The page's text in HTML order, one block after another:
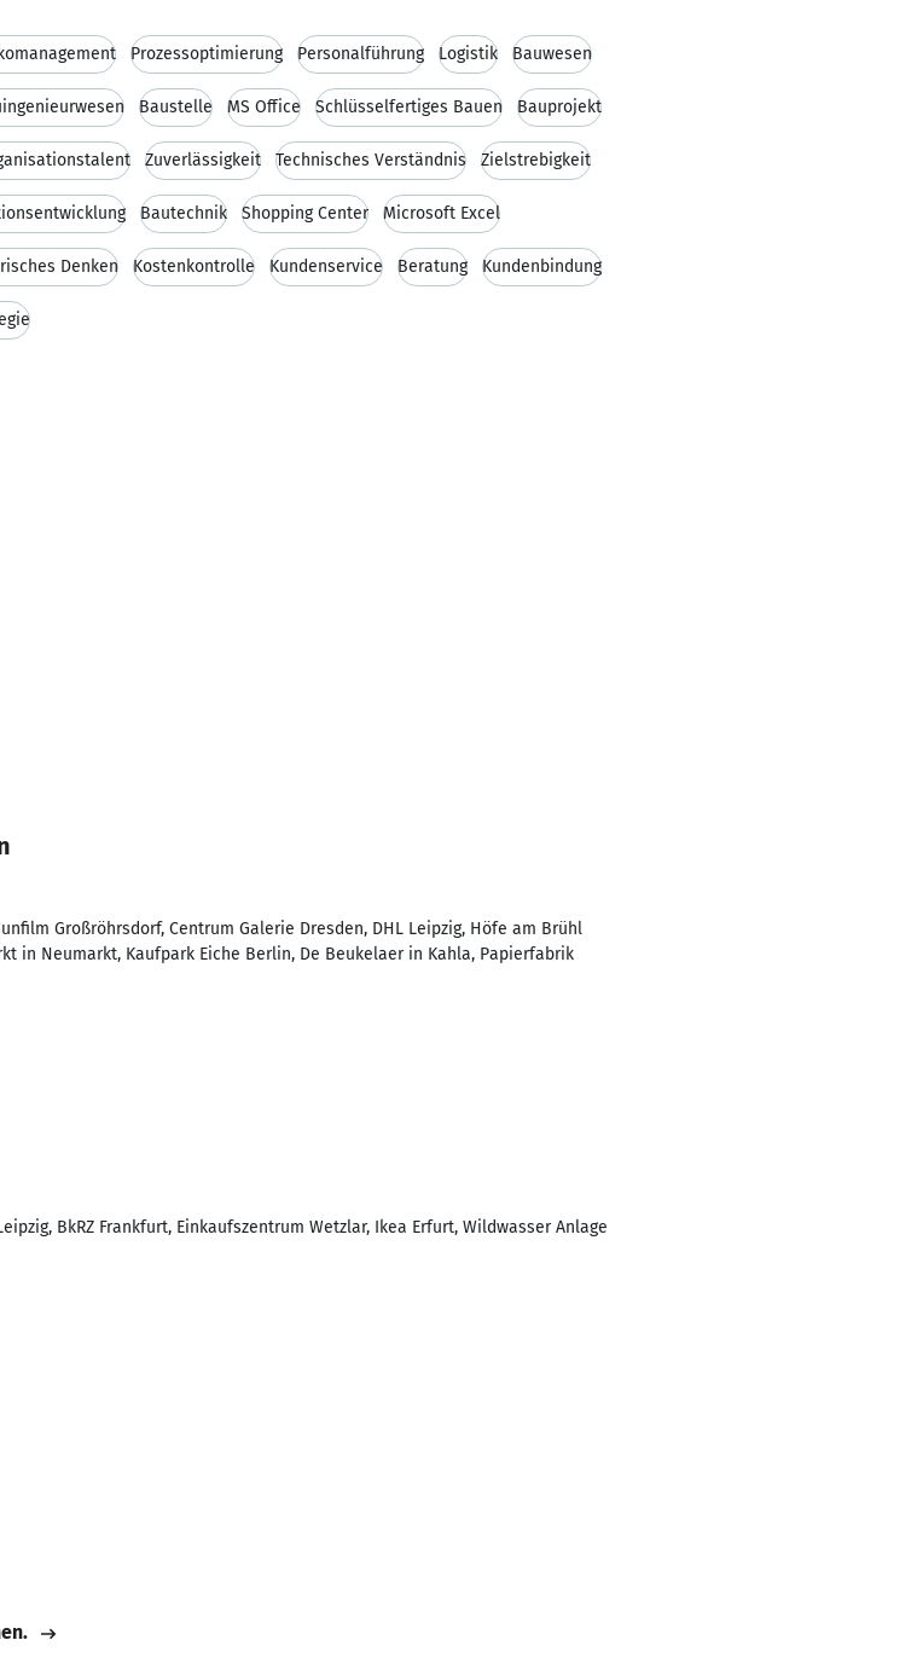
Prozessoptimierung Personalführung Logistik Bauwesen
Baustelle MS Office Schlüsselfertiges Bauen Bauprojekt
Zuverlässigkeit Technisches Verständnis Zielstrebigkeit
Bautechnik Shopping Center Microsoft Excel
Denken Kostenkontrolle Kundenservice Beratung Kundenbindung
Großröhrsdorf, Centrum Galerie Dresden, DHL Leipzig, Höfe am Brühl
in Neumarkt, Kaufpark Eiche Berlin, De Beukelaer in Kahla, Papierfabrik
BkRZ Frankfurt, Einkaufszentrum Wetzlar, Ikea Erfurt, Wildwasser Anlage